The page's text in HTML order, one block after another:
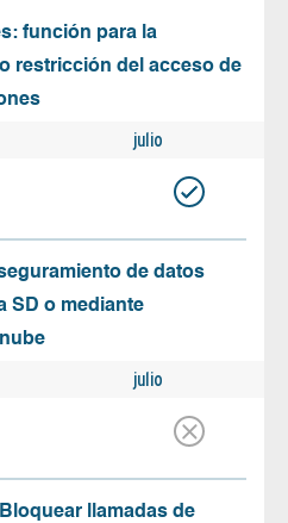
función para la
restricción del acceso de
julio
de datos
SD o mediante
julio
llamadas de